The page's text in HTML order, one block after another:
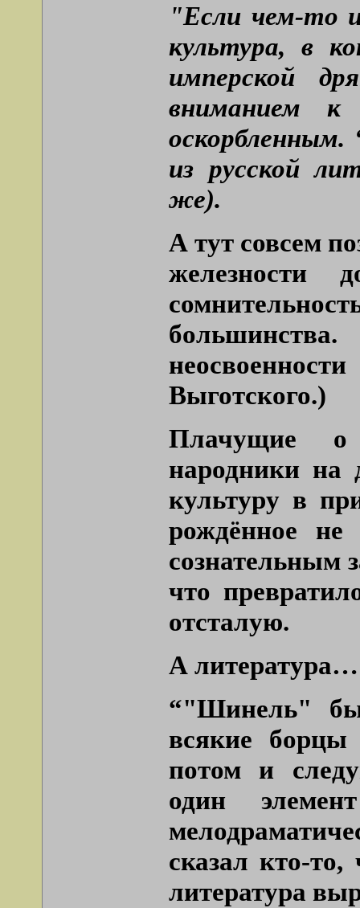
"Если чем-то
культура, в
имперской
вниманием
оскорбленным.
из русской
же).
А тут совсем
железности
Выготского.)
Плачущие о
народники на
культуру в
рождённое не
сознательным
что
отсталую.
А
“"Шинель"
всякие борцы
потом и
один
сказал кто-
литература